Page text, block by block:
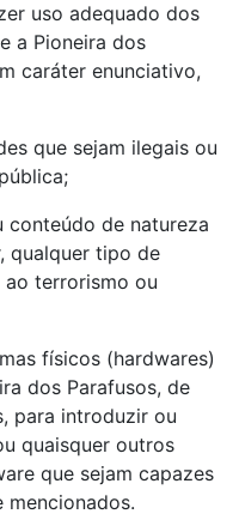
uso adequado dos
a Pioneira dos
caráter enunciativo,
que sejam ilegais ou
conteúdo de natureza
qualquer tipo de
terrorismo ou
físicos (hardwares)
dos Parafusos, de
para introduzir ou
quaisquer outros
que sejam capazes
mencionados.